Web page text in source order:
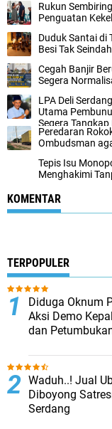
Rukun
Penguatan
Duduk Santai di
Besi Tak
Cegah Banjir
Segera
LPA Deli
Utama
Segera Tangkap
Peredaran
Ombudsman
Tepis Isu
Menghakimi
KOMENTAR
TERPOPULER
Diduga Oknum
Aksi Demo
dan
Waduh..! Jual
Diboyong
Serdang